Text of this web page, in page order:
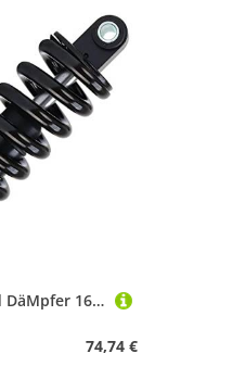
HEZHANG Fahrrad DäMpfer 165 / 190mm Fahrrad hinten Stoßdämpfer elektrisches Upgrade Ultimate Scooter-Heckdämpfer(24-24-190L 550LBS)
74,74 €